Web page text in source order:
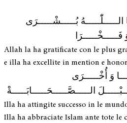
الـــــلّٰـــــهُ بُـــــشْـــــرَى
Allah la ha gratificate con le plus
e illa ha excellite in mention e honor
وَ أُخْـــــرَى
الـــــصَّـــــحَـــــابَـــــةْ
Illa ha attingite successo in le
Illa ha abbraciate Islam ante tote le